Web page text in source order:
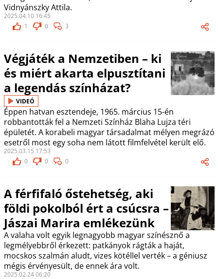
Vidnyánszky Attila.
2025.04.10 16:45
1
0 3
Végjáték a Nemzetiben – ki
és miért akarta elpusztítani
a legendás színházat?
VIDEÓ
Éppen hatvan esztendeje, 1965. március 15-én
robbantották fel a Nemzeti Színház Blaha Lujza téri
épületét. A korabeli magyar társadalmat mélyen megrázó
esetről most egy soha nem látott filmfelvétel került elő.
2025.03.15 17:53
0
0 0
A férfifaló őstehetség, aki
földi pokolból ért a csúcsra –
Jászai Marira emlékezünk
A valaha volt egyik legnagyobb magyar színésznő a
legmélyebbről érkezett: patkányok rágták a haját,
mocskos szalmán aludt, vizes kötéllel verték – a géniusz
mégis érvényesült, de ennek ára volt.
2025.02.24 06:20